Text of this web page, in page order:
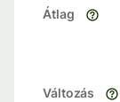
Átlag
Változás